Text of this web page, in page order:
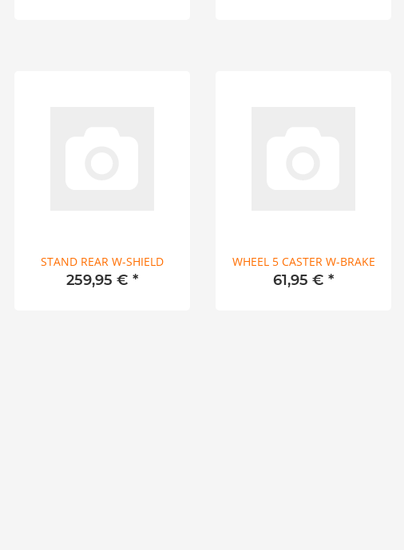
STAND REAR W-SHIELD
259,95 € *
WHEEL 5 CASTER W-BRAKE
61,95 € *